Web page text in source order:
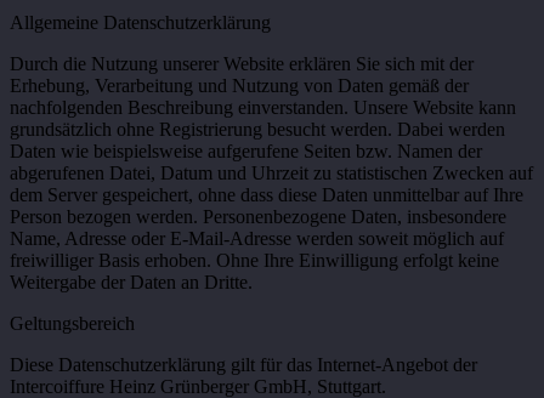
Allgemeine Datenschutzerklärung
Durch die Nutzung unserer Website erklären Sie sich mit der
Erhebung, Verarbeitung und Nutzung von Daten gemäß der
nachfolgenden Beschreibung einverstanden. Unsere Website kann
grundsätzlich ohne Registrierung besucht werden. Dabei werden
Daten wie beispielsweise aufgerufene Seiten bzw. Namen der
abgerufenen Datei, Datum und Uhrzeit zu statistischen Zwecken auf
dem Server gespeichert, ohne dass diese Daten unmittelbar auf Ihre
Person bezogen werden. Personenbezogene Daten, insbesondere
Name, Adresse oder E-Mail-Adresse werden soweit möglich auf
freiwilliger Basis erhoben. Ohne Ihre Einwilligung erfolgt keine
Weitergabe der Daten an Dritte.
Geltungsbereich
Diese Datenschutzerklärung gilt für das Internet-Angebot der
Intercoiffure Heinz Grünberger GmbH, Stuttgart.